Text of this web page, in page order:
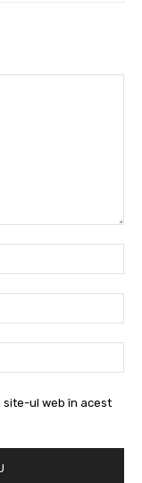
site-ul web în acest